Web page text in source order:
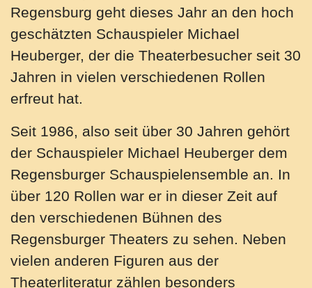
Regensburg geht dieses Jahr an den hoch
geschätzten Schauspieler Michael
Heuberger, der die Theaterbesucher seit 30
Jahren in vielen verschiedenen Rollen
erfreut hat.
Seit 1986, also seit über 30 Jahren gehört
der Schauspieler Michael Heuberger dem
Regensburger Schauspielensemble an. In
über 120 Rollen war er in dieser Zeit auf
den verschiedenen Bühnen des
Regensburger Theaters zu sehen. Neben
vielen anderen Figuren aus der
Theaterliteratur zählen besonders